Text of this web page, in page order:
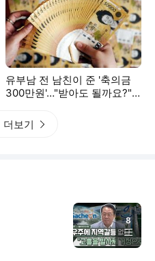
유부남 전 남친이 준 '축의금
300만원'…"받아도 될까요?"
더보기
8